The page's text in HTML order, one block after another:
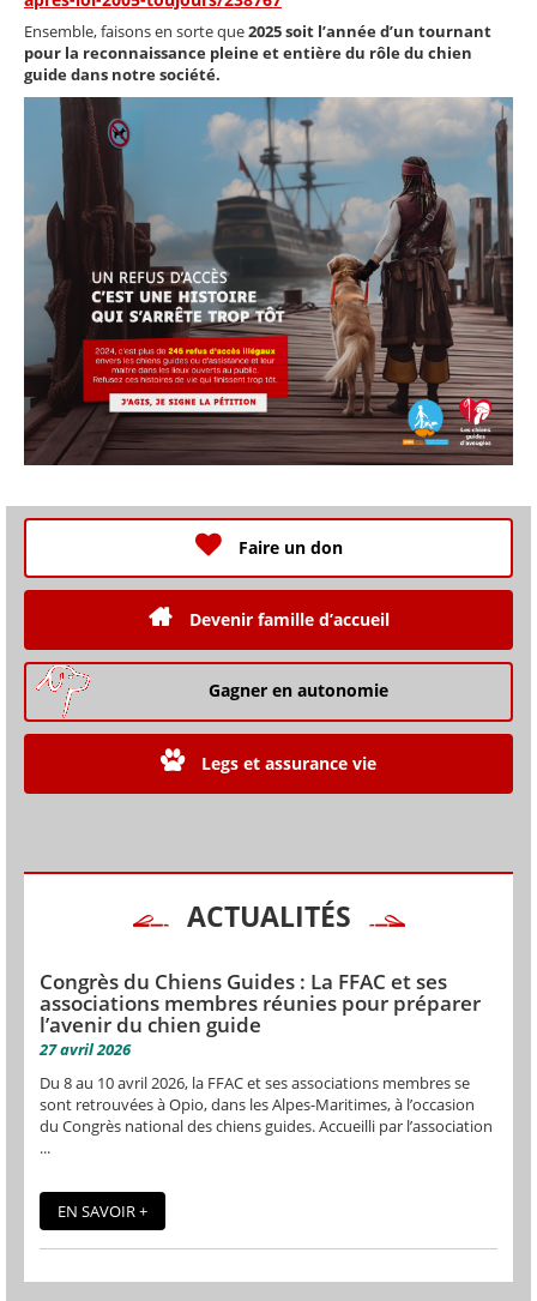
Ensemble, faisons en sorte que2025 soit l’année d’un tournant
pour la reconnaissance pleine et entière du rôle du chien
guide dans notre société.
Faire un don
Devenir famille d’accueil
Gagner en autonomie
Legs et assurance vie
ACTUALITÉS
Congrès du Chiens Guides : La FFAC et ses
associations membres réunies pour préparer
l’avenir du chien guide
27 avril 2026
Du 8 au 10 avril 2026, la FFAC et ses associations membres se
sont retrouvées à Opio, dans les Alpes-Maritimes, à l’occasion
du Congrès national des chiens guides. Accueilli par l’association
...
EN SAVOIR +